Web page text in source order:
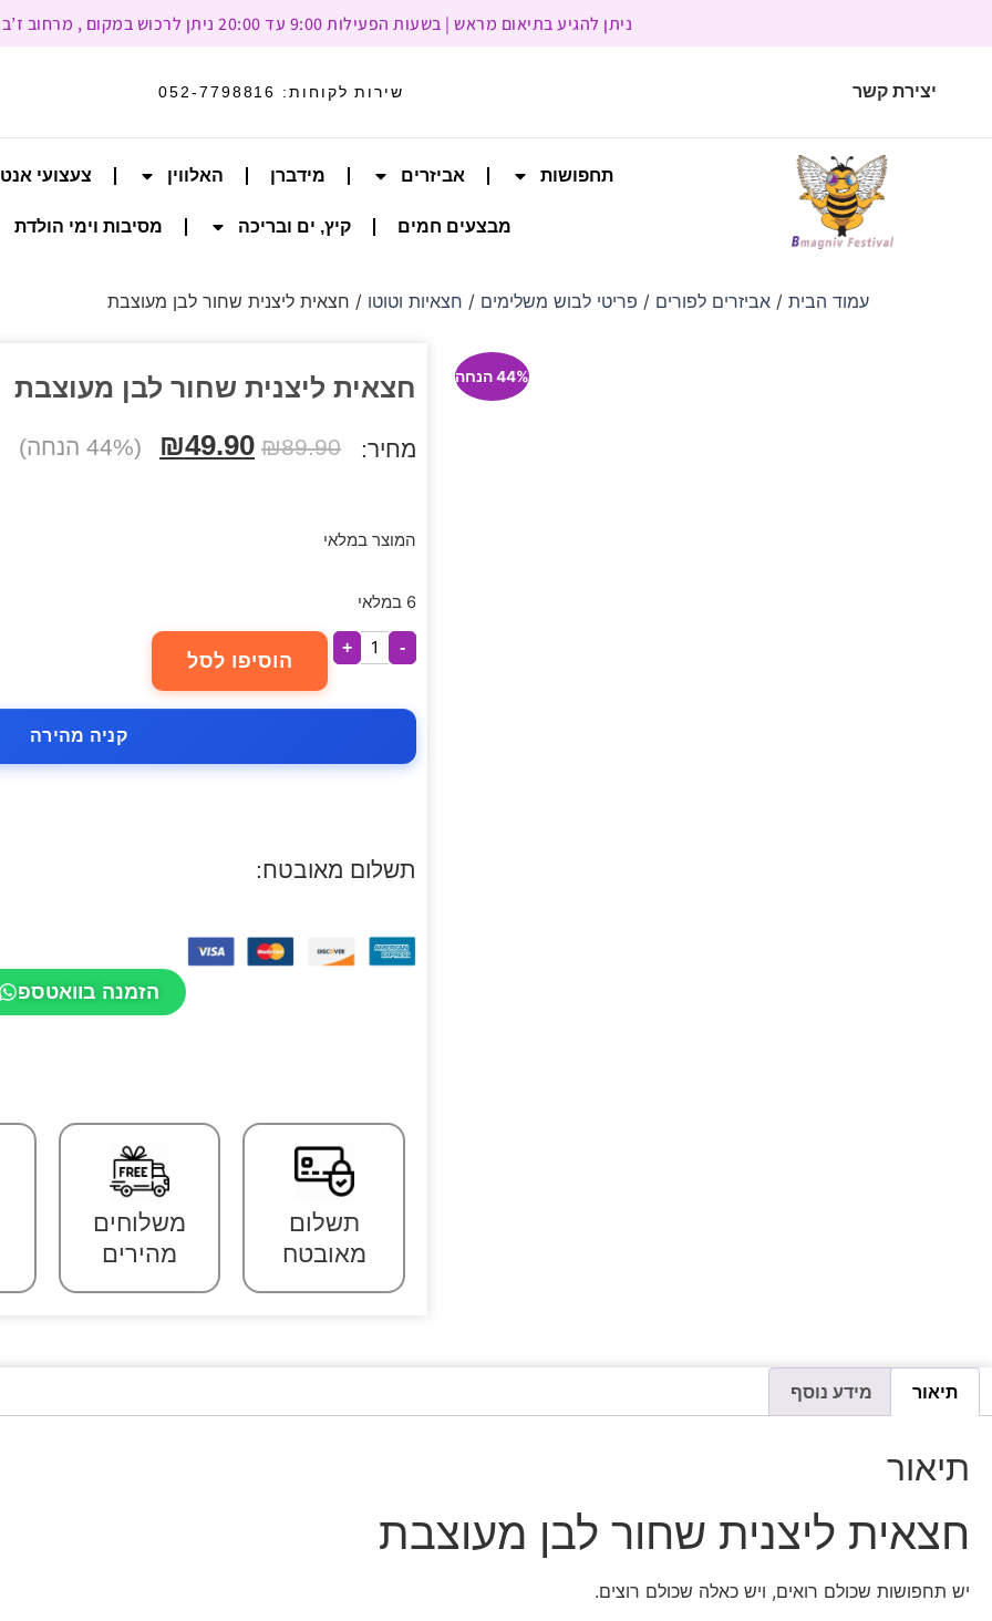
ניתן להגיע בתיאום מראש | בשעות הפעילות 9:00 עד 20:00 ניתן לרכוש במקום , מרחוב ז’בוטינסקי 93, רמת גן
יצירת קשר שירות לקוחות: 052-7798816
תחפושות אביזרים מידברן האלווין צעצועי
מבצעים חמים קיץ, ים ובריכה מסיבות וימי הולדת
עמוד הבית/ אביזרים לפורים / פריטי לבוש משלימים / חצאיות וטוטו / חצאית ליצנית שחור לבן מעוצבת
44% הנחה חצאית ליצנית שחור לבן מעוצבת
מחיר: ₪89.90
₪49.90 (44% הנחה)
המוצר במלאי
6 במלאי
-
+
הוסיפו לסל
קניה מהירה
תשלום מאובטח:
הזמנה בוואטספ
תשלום
מאובטח
משלוחים
מהירים
תיאור מידע נוסף
תיאור
חצאית ליצנית שחור לבן מעוצבת
יש תחפושות שכולם רואים, ויש כאלה שכולם רוצים.